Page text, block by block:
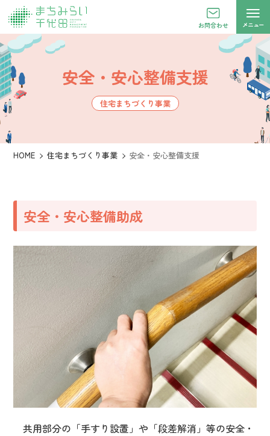
お問合わせ メニュー
安全・安心整備支援
住宅まちづくり事業
HOME 住宅まちづくり事業 安全・安心整備支援
安全・安心整備助成
共用部分の「手すり設置」や「段差解消」等の安全・